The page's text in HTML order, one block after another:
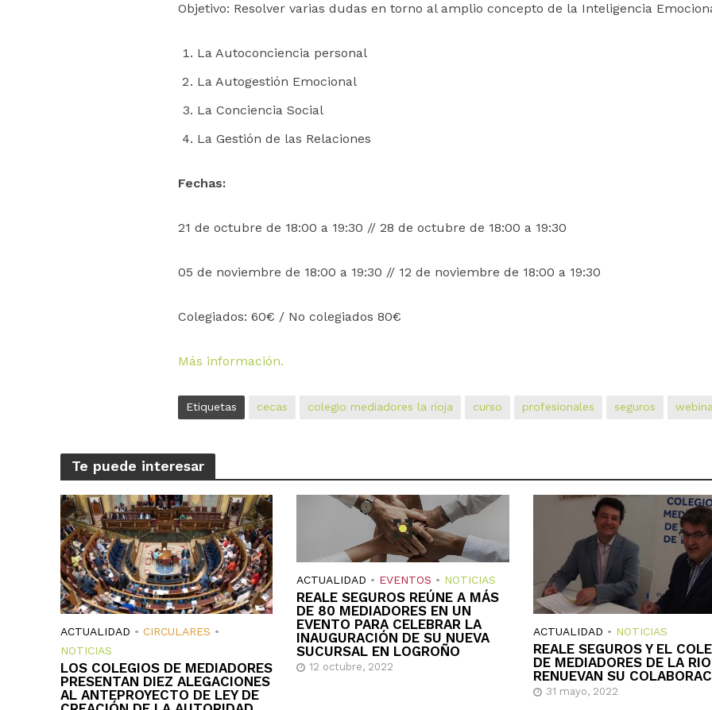
Objetivo: Resolver varias dudas en torno al amplio concepto de la Inteligencia
La Autoconciencia personal
La Autogestión Emocional
La Conciencia Social
La Gestión de las Relaciones
Fechas:
21 de octubre de 18:00 a 19:30 // 28 de octubre de 18:00 a 19:30
05 de noviembre de 18:00 a 19:30 // 12 de noviembre de 18:00 a 19:30
Colegiados: 60€ / No colegiados 80€
Más información.
Etiquetas cecas colegio mediadores la rioja curso profesionales seguros
Te puede interesar
ACTUALIDAD • CIRCULARES •
NOTICIAS
LOS COLEGIOS DE MEDIADORES
PRESENTAN DIEZ ALEGACIONES
AL ANTEPROYECTO DE LEY DE
ACTUALIDAD • EVENTOS • NOTICIAS
REALE SEGUROS REÚNE A MÁS
DE 80 MEDIADORES EN UN
EVENTO PARA CELEBRAR LA
INAUGURACIÓN DE SU NUEVA
SUCURSAL EN LOGROÑO
12 octubre, 2022
ACTUALIDAD • NOTICIAS
REALE SEGUROS Y EL
DE MEDIADORES DE LA
RENUEVAN SU
31 mayo, 2022